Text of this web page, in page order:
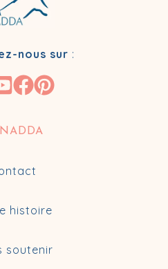
nous sur :
histoire
soutenir